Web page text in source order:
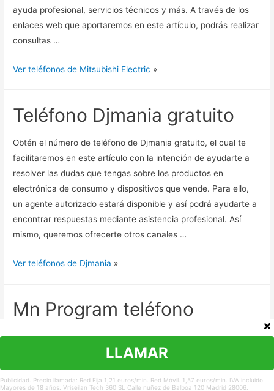
ayuda profesional, servicios técnicos y más. A través de los
enlaces web que aportaremos en este artículo, podrás realizar
consultas …
Ver teléfonos de Mitsubishi Electric »
Teléfono Djmania gratuito
Obtén el número de teléfono de Djmania gratuito, el cual te
facilitaremos en este artículo con la intención de ayudarte a
resolver las dudas que tengas sobre los productos en
electrónica de consumo y dispositivos que vende. Para ello,
un agente autorizado estará disponible y así podrá ayudarte a
encontrar respuestas mediante asistencia profesional. Así
mismo, queremos ofrecerte otros canales …
Ver teléfonos de Djmania »
Mn Program teléfono
Hoy te mostraremos el teléfono gratuito Mn Program donde
podrás solicitar información y gestionar la adquisición y el
interacción para la consulta de los servicios de actualización y
LLAMAR
Publicidad. Precio llamada: Red Fija 1,21 euros/min. Red Móvil. 1,57 euros/min. IVA incluido.
Mayores de 18 años. Vriseilan Tech 360 SL Calle nuñez de Balboa 120 Madrid 28006.